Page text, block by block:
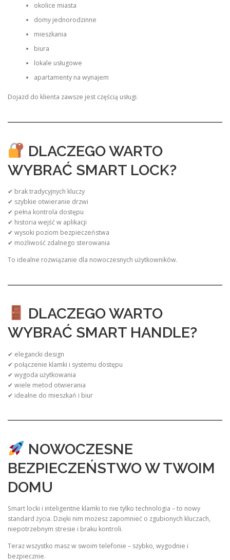
okolice miasta
domy jednorodzinne
mieszkania
biura
lokale usługowe
apartamenty na wynajem
Dojazd do klienta zawsze jest częścią usługi.
DLACZEGO WARTO
WYBRAĆ SMART LOCK?
✔ brak tradycyjnych kluczy
✔ szybkie otwieranie drzwi
✔ pełna kontrola dostępu
✔ historia wejść w aplikacji
✔ wysoki poziom bezpieczeństwa
✔ możliwość zdalnego sterowania
To idealne rozwiązanie dla nowoczesnych użytkowników.
DLACZEGO WARTO
WYBRAĆ SMART HANDLE?
✔ elegancki design
✔ połączenie klamki i systemu dostępu
✔ wygoda użytkowania
✔ wiele metod otwierania
✔ idealne do mieszkań i biur
NOWOCZESNE
BEZPIECZEŃSTWO W TWOIM
DOMU
Smart locki i inteligentne klamki to nie tylko technologia – to nowy
standard życia. Dzięki nim możesz zapomnieć o zgubionych kluczach,
niepotrzebnym stresie i braku kontroli.
Teraz wszystko masz w swoim telefonie – szybko, wygodnie i
bezpiecznie.